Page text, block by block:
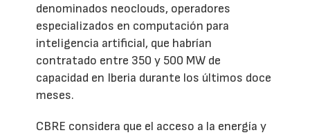
denominados neoclouds, operadores
especializados en computación para
inteligencia artificial, que habrían
contratado entre 350 y 500 MW de
capacidad en Iberia durante los últimos doce
meses.
CBRE considera que el acceso a la energía y